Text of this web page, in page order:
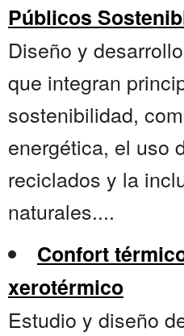
Públicos
Diseño y
que integran
sostenibilidad,
energética, el uso
reciclados y la
naturales....
Confort
xerotérmico
Estudio y diseño